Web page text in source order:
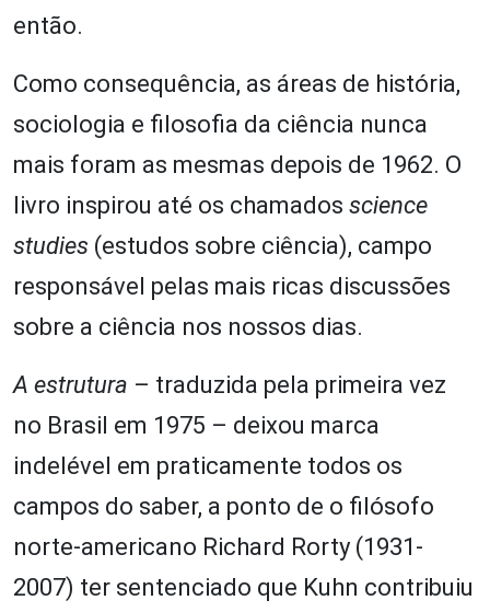
então.
Como consequência, as áreas de história,
sociologia e filosofia da ciência nunca
mais foram as mesmas depois de 1962. O
livro inspirou até os chamados science
studies (estudos sobre ciência), campo
responsável pelas mais ricas discussões
sobre a ciência nos nossos dias.
A estrutura – traduzida pela primeira vez
no Brasil em 1975 – deixou marca
indelével em praticamente todos os
campos do saber, a ponto de o filósofo
norte-americano Richard Rorty (1931-
2007) ter sentenciado que Kuhn contribuiu